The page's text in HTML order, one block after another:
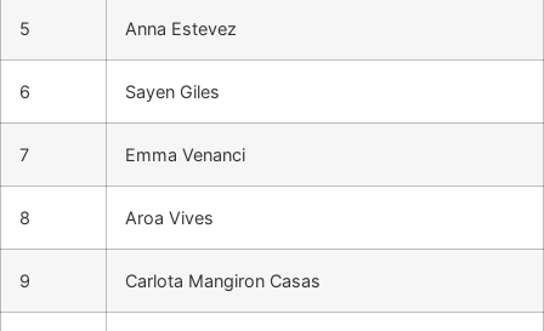
5 Anna Estevez
6 Sayen Giles
7 Emma Venanci
8 Aroa Vives
9 Carlota Mangiron Casas